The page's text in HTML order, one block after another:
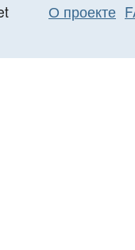
О проекте